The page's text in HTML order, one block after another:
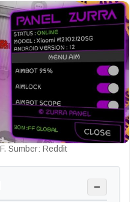
Sumber: Reddit
−